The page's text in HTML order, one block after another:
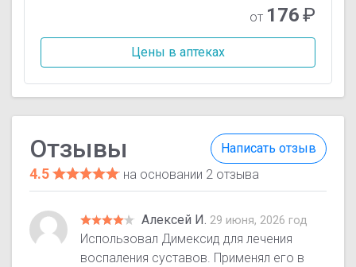
от 176₽
Цены в аптеках
Написать отзыв
Отзывы
4.5 на основании 2 отзыва
Алексей И. 29 июня, 2026 год
Использовал Димексид для лечения
воспаления суставов. Применял его в